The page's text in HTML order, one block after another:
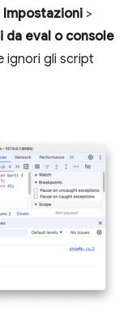
Impostazioni >
da eval o console
ignori gli script